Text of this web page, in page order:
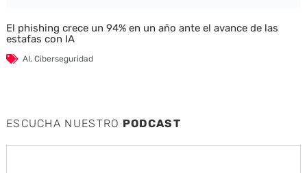
El phishing crece un 94% en un año ante el avance de las
estafas con IA
AI, Ciberseguridad
ESCUCHA NUESTRO PODCAST